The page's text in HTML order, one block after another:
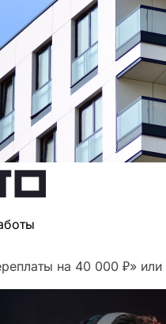
на 40 000 ₽»